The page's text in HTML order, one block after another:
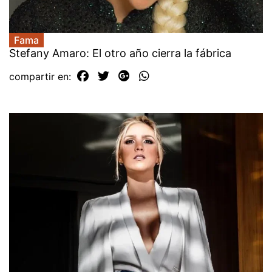
Fama
Stefany Amaro: El otro año cierra la fábrica
compartir en: